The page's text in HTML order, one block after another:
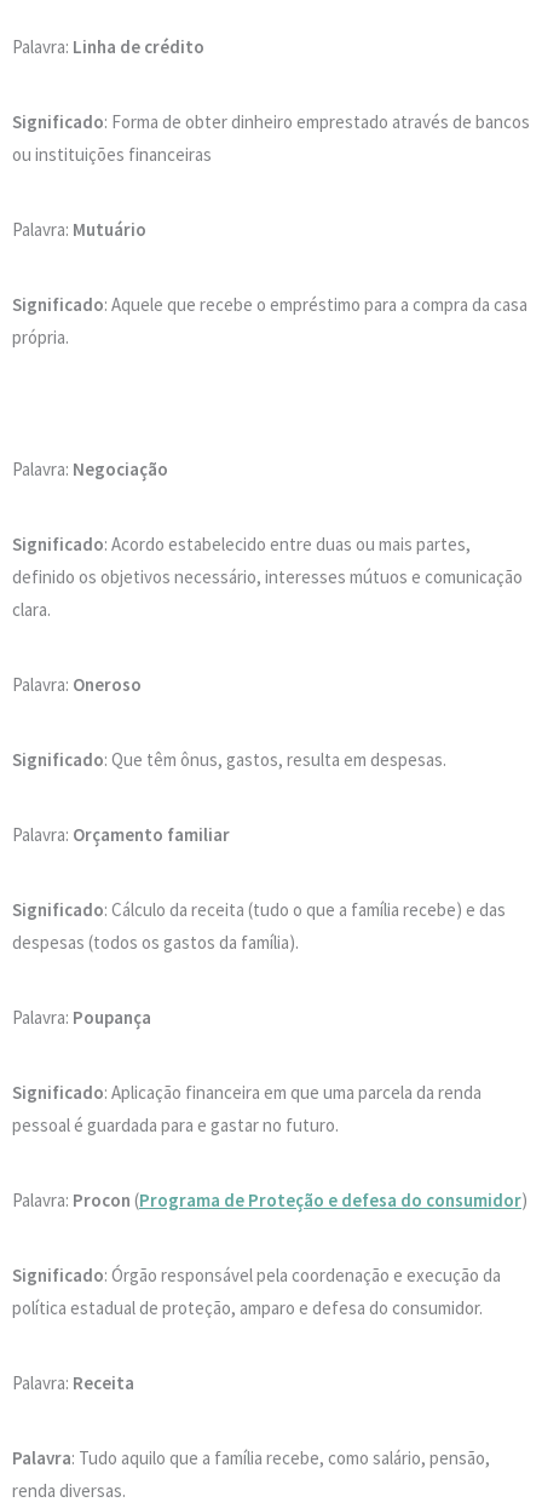
Palavra: Linha de crédito
Significado: Forma de obter dinheiro emprestado através de bancos
ou instituições financeiras
Palavra: Mutuário
Significado: Aquele que recebe o empréstimo para a compra da casa
própria.
Palavra: Negociação
Significado: Acordo estabelecido entre duas ou mais partes,
definido os objetivos necessário, interesses mútuos e comunicação
clara.
Palavra: Oneroso
Significado: Que têm ônus, gastos, resulta em despesas.
Palavra: Orçamento familiar
Significado: Cálculo da receita (tudo o que a família recebe) e das
despesas (todos os gastos da família).
Palavra: Poupança
Significado: Aplicação financeira em que uma parcela da renda
pessoal é guardada para e gastar no futuro.
Palavra: Procon (Programa de Proteção e defesa do consumidor)
Significado: Órgão responsável pela coordenação e execução da
política estadual de proteção, amparo e defesa do consumidor.
Palavra: Receita
Palavra: Tudo aquilo que a família recebe, como salário, pensão,
renda diversas.